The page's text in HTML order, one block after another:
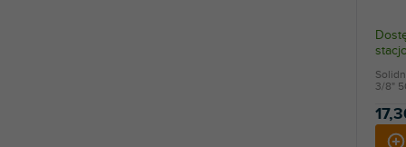
3/8"